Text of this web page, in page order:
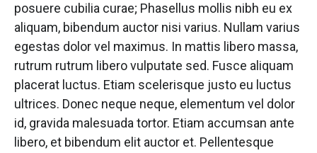
posuere cubilia curae; Phasellus mollis nibh eu ex
aliquam, bibendum auctor nisi varius. Nullam varius
egestas dolor vel maximus. In mattis libero massa,
rutrum rutrum libero vulputate sed. Fusce aliquam
placerat luctus. Etiam scelerisque justo eu luctus
ultrices. Donec neque neque, elementum vel dolor
id, gravida malesuada tortor. Etiam accumsan ante
libero, et bibendum elit auctor et. Pellentesque